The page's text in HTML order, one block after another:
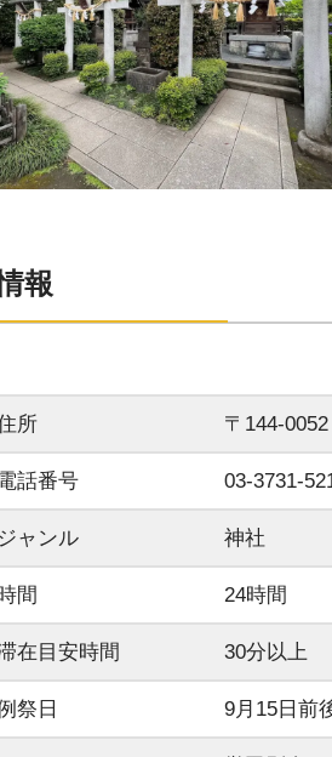
報
所 〒144-
話番号 03-3731-
ジャンル 神社
間 24時間
在目安時間 30分以上
祭日 9月15日前